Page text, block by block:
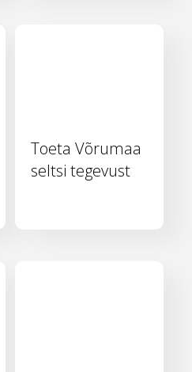
Toeta Võrumaa
seltsi tegevust